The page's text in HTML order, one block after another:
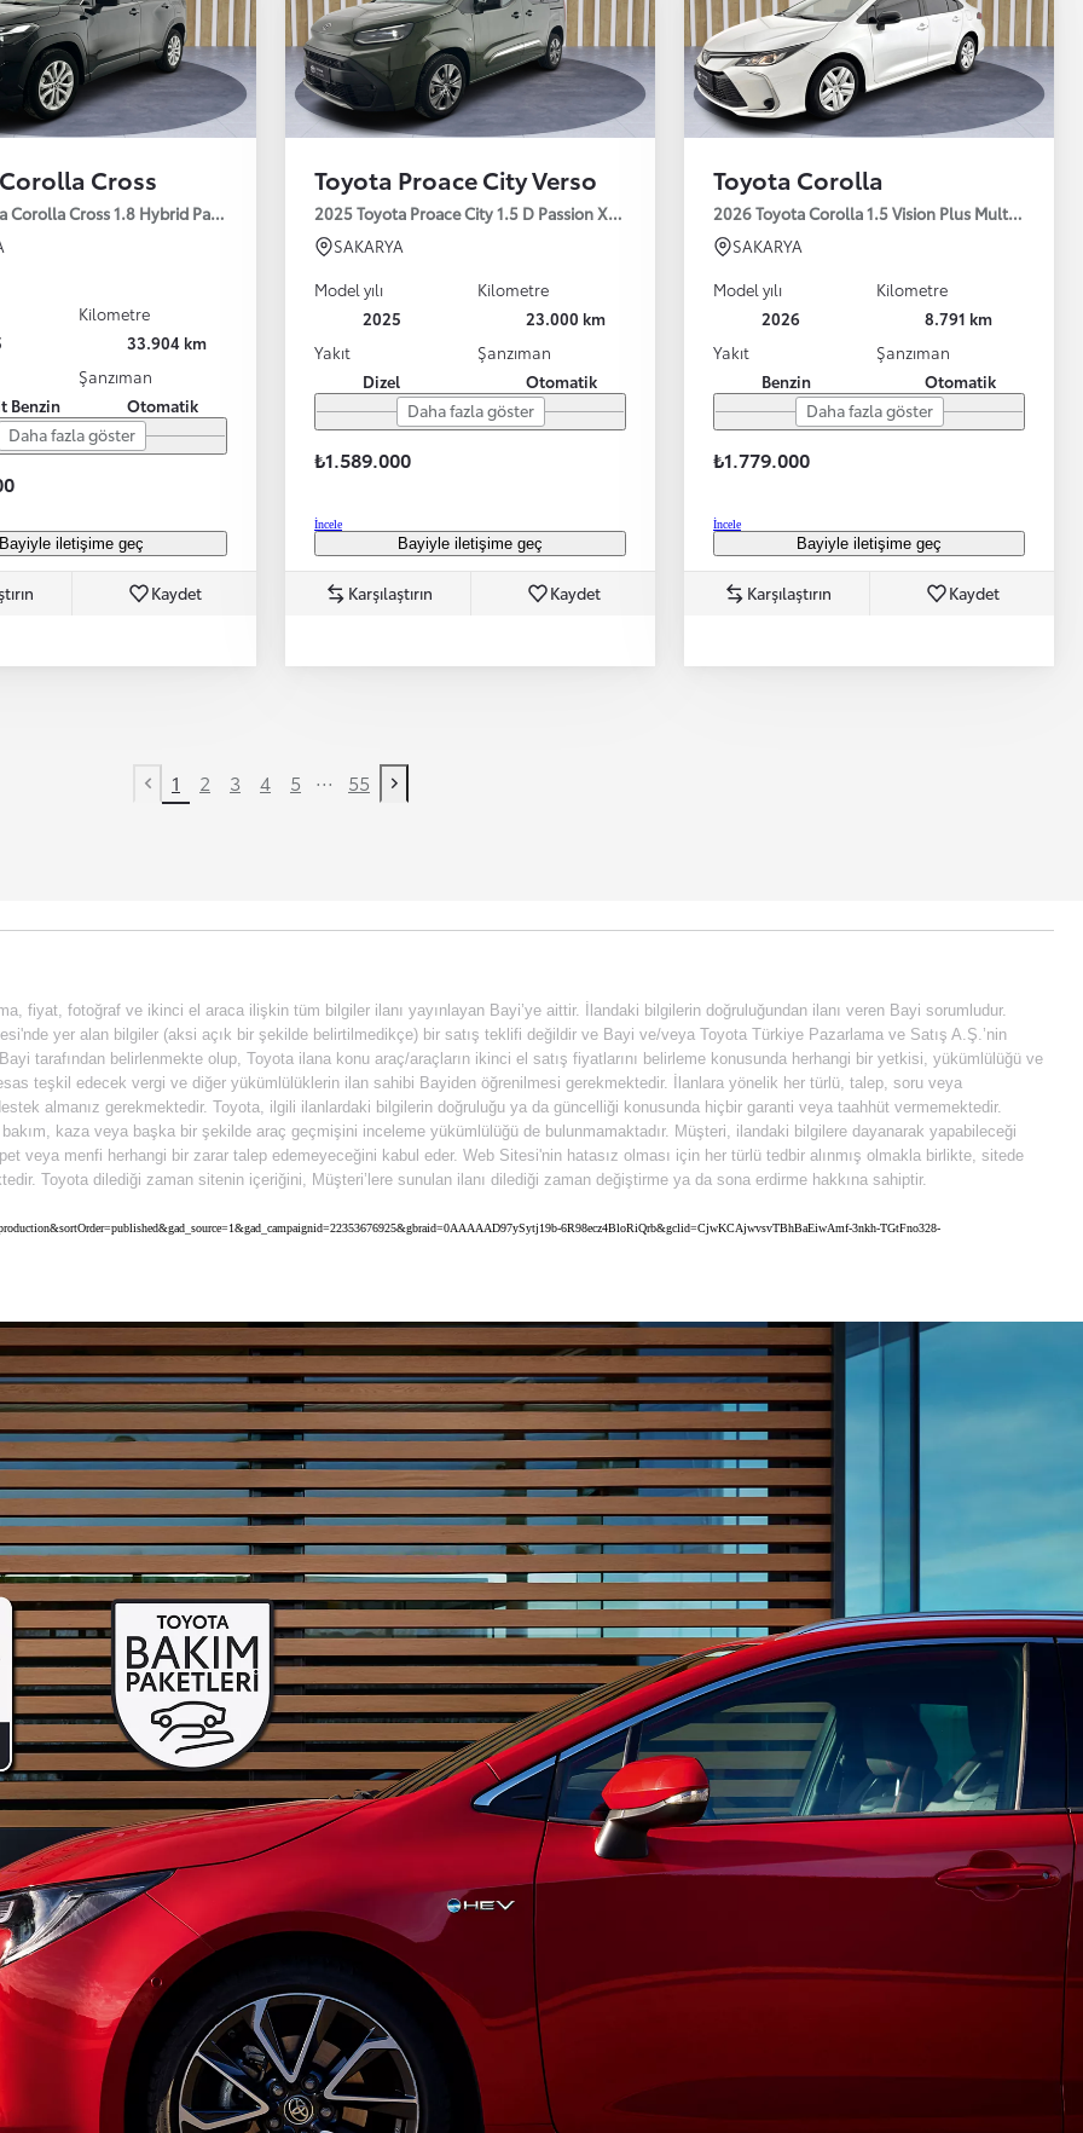
Cross
Corolla Cross 1.8 Hybrid Passion e-CVT 140HP
Kilometre
33.904 km
Benzin
Şanzıman
Otomatik
Daha fazla göster
Bayiyle iletişime geç
Kaydet
Toyota Proace City Verso
2025 Toyota Proace City 1.5 D Passion X-Pack 130HP
SAKARYA
Model yılı
2025
Kilometre
23.000 km
Yakıt
Dizel
Şanzıman
Otomatik
Daha fazla göster
₺1.589.000
İncele
Bayiyle iletişime geç
Karşılaştırın Kaydet
Toyota Corolla
2026 Toyota Corolla 1.5 Vision Plus Multidrive S
SAKARYA
Model yılı
2026
Kilometre
8.791 km
Yakıt
Benzin
Şanzıman
Otomatik
Daha fazla göster
₺1.779.000
İncele
Bayiyle iletişime geç
Karşılaştırın Kaydet
Previous page
1 2 3 4 5 ... 55
Next page
fiyat, fotoğraf ve ikinci el araca ilişkin tüm bilgiler ilanı yayınlayan Bayi’ye aittir. İlandaki bilgilerin doğruluğundan ilanı veren Bayi sorumludur.
yer alan bilgiler (aksi açık bir şekilde belirtilmedikçe) bir satış teklifi değildir ve Bayi ve/veya Toyota Türkiye Pazarlama ve Satış A.Ş.’nin
tarafından belirlenmekte olup, Toyota ilana konu araç/araçların ikinci el satış fiyatlarını belirleme konusunda herhangi bir yetkisi, yükümlülüğü ve
teşkil edecek vergi ve diğer yükümlülüklerin ilan sahibi Bayiden öğrenilmesi gerekmektedir. İlanlara yönelik her türlü, talep, soru veya
almanız gerekmektedir. Toyota, ilgili ilanlardaki bilgilerin doğruluğu ya da güncelliği konusunda hiçbir garanti veya taahhüt vermemektedir.
kaza veya başka bir şekilde araç geçmişini inceleme yükümlülüğü de bulunmamaktadır. Müşteri, ilandaki bilgilere dayanarak yapabileceği
veya menfi herhangi bir zarar talep edemeyeceğini kabul eder. Web Sitesi'nin hatasız olması için her türlü tedbir alınmış olmakla birlikte, sitede
Toyota dilediği zaman sitenin içeriğini, Müşteri’lere sunulan ilanı dilediği zaman değiştirme ya da sona erdirme hakkına sahiptir.
6R98ecz4BloRiQrb&gclid=CjwKCAjwvsvTBhBaEiwAmf-3nkh-TGtFno328-